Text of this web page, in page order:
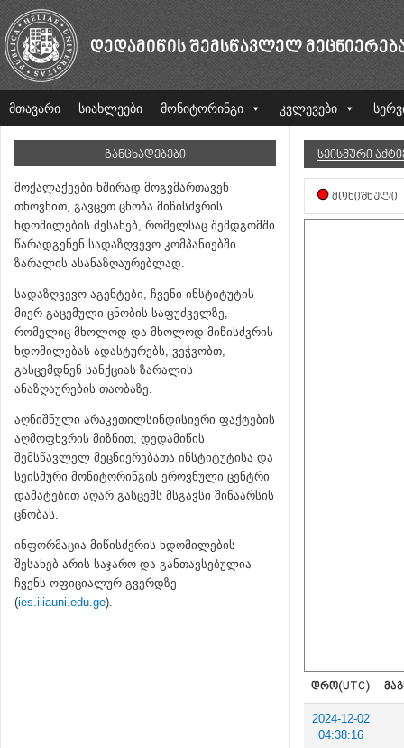
ᲓᲔᲓᲐᲛᲘᲬᲘᲡ ᲨᲔᲛᲡᲬᲐᲕᲚᲔᲚ
მთავარი სიახლეები მონიტორინგი კვლევები
ᲒᲐᲜᲪᲮᲐᲓᲔᲑᲔᲑᲘ
მოქალაქეები ხშირად მოგვმართავენ
თხოვნით, გავცეთ ცნობა მიწისძვრის
ხდომილების შესახებ, რომელსაც შემდგომში
წარადგენენ სადაზღვევო კომპანიებში
ზარალის ასანაზღაურებლად.
სადაზღვევო აგენტები, ჩვენი ინსტიტუტის
მიერ გაცემული ცნობის საფუძველზე,
რომელიც მხოლოდ და მხოლოდ მიწისძვრის
ხდომილებას ადასტურებს, ვეჭვობთ,
გასცემდნენ სანქციას ზარალის
ანაზღაურების თაობაზე.
აღნიშნული არაკეთილსინდისიერი ფაქტების
აღმოფხვრის მიზნით, დედამიწის
შემსწავლელ მეცნიერებათა ინსტიტუტისა და
სეისმური მონიტორინგის ეროვნული ცენტრი
დამატებით აღარ გასცემს მსგავსი შინაარსის
ცნობას.
ინფორმაცია მიწისძვრის ხდომილების
შესახებ არის საჯარო და განთავსებულია
ჩვენს ოფიციალურ გვერდზე
(ies.iliauni.edu.ge).
ᲡᲔᲘᲡᲛᲣᲠᲘ
ᲛᲝᲜᲘᲨᲜᲣᲚᲘ
ᲓᲠᲝ(UTC)
2024-12-02
04:38:16